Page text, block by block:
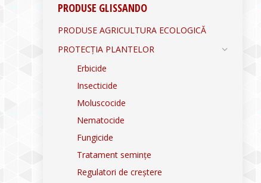
PRODUSE GLISSANDO
PRODUSE AGRICULTURA ECOLOGICĂ
PROTECȚIA PLANTELOR
Erbicide
Insecticide
Moluscocide
Nematocide
Fungicide
Tratament semințe
Regulatori de creștere